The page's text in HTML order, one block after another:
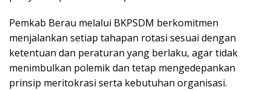
Pemkab Berau melalui BKPSDM berkomitmen
menjalankan setiap tahapan rotasi sesuai dengan
ketentuan dan peraturan yang berlaku, agar tidak
menimbulkan polemik dan tetap mengedepankan
prinsip meritokrasi serta kebutuhan organisasi.